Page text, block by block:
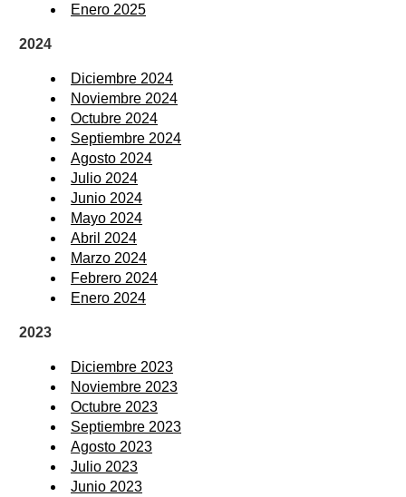
Enero 2025
2024
Diciembre 2024
Noviembre 2024
Octubre 2024
Septiembre 2024
Agosto 2024
Julio 2024
Junio 2024
Mayo 2024
Abril 2024
Marzo 2024
Febrero 2024
Enero 2024
2023
Diciembre 2023
Noviembre 2023
Octubre 2023
Septiembre 2023
Agosto 2023
Julio 2023
Junio 2023